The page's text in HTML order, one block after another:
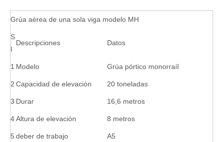
Grúa aérea de una sola viga modelo MH
S
I
Descripciones Datos
1 Modelo Grúa pórtico monorraíl
2 Capacidad de elevación 20 toneladas
3 Durar 16,6 metros
4Altura de elevación 8 metros
5 deber de trabajo A5